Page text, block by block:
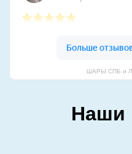
ШАРЫ СПБ и
Наши